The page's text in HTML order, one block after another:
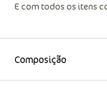
E com todos os itens
Composição